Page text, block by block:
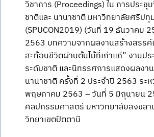
วิชาการ (Proceedings) ใน การประชุ
ชาติและ นานาชาติ มหาวิทยาลัยศรีป
(SPUCON2019) (วันที่ 19 ธันวาคม
2563 บทความจากผลงานสร้างสรรค์
สะท้อนชีวิตผ่านต้นไม้ที่เก่าแก่” งานป
ระดับชาติ และนิทรรศการแสดงผลงา
นานาชาติ ครั้งที่ 2 ประจำปี 2563 ระ
พฤษภาคม 2563 – วันที่ 5 มิถุนายน
ศิลปกรรมศาสตร์ มหาวิทยาลัยสงขล
วิทยาเขตปัตตานี